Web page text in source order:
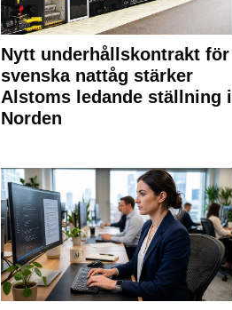
Nytt underhållskontrakt för
svenska nattåg stärker
Alstoms ledande ställning i
Norden